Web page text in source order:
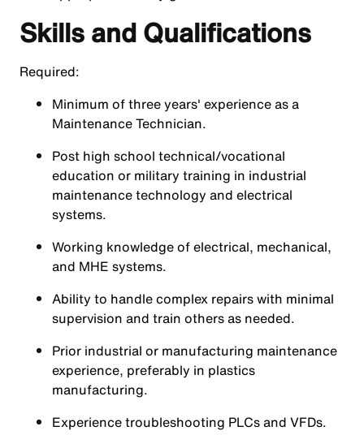
Skills and Qualifications
Required:
Minimum of three years' experience as a
Maintenance Technician.
Post high school technical/vocational
education or military training in industrial
maintenance technology and electrical
systems.
Working knowledge of electrical, mechanical,
and MHE systems.
Ability to handle complex repairs with minimal
supervision and train others as needed.
Prior industrial or manufacturing maintenance
experience, preferably in plastics
manufacturing.
Experience troubleshooting PLCs and VFDs.